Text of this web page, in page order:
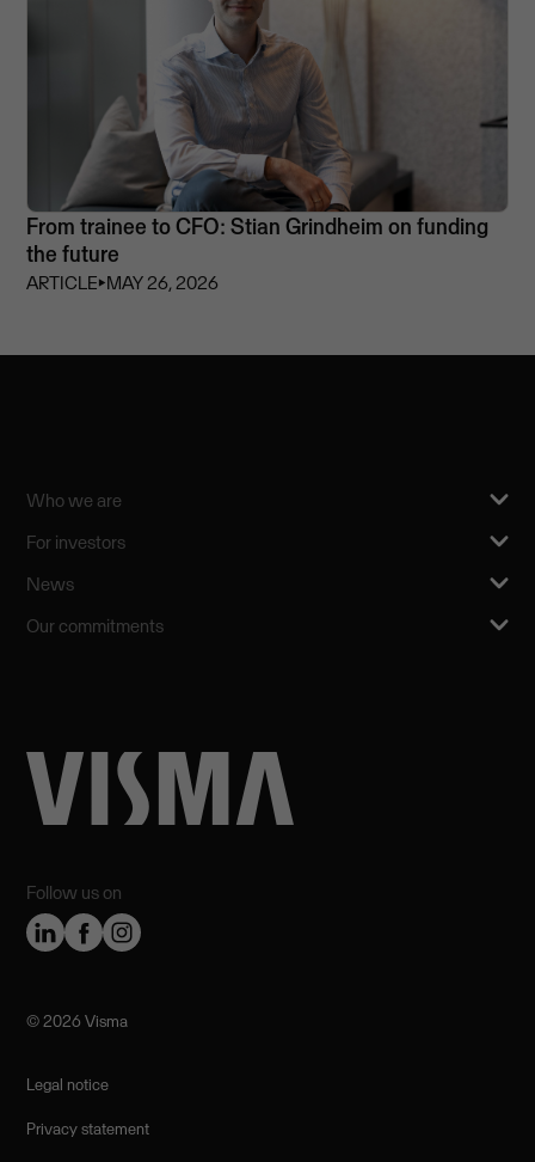
From trainee to CFO: Stian Grindheim on funding
the future
ARTICLE⏵MAY 26, 2026
Follow us on
Who we are
For investors
News
Our commitments
©️ 2026 Visma
Legal notice
Privacy statement